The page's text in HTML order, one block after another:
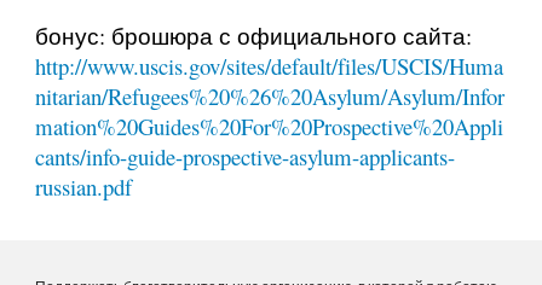
бонус: брошюра с официального сайта:
http://www.uscis.gov/sites/default/files/USCIS/Huma
nitarian/Refugees%20%26%20Asylum/Asylum/Infor
mation%20Guides%20For%20Prospective%20Appli
cants/info-guide-prospective-asylum-applicants-
russian.pdf